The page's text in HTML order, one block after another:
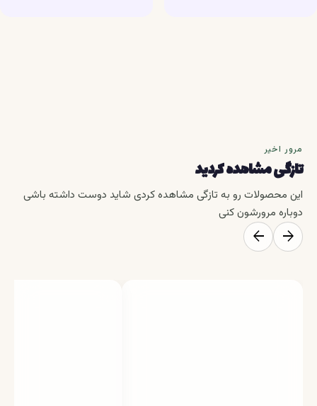
مرور اخیر
تازگی مشاهده کردید
این محصولات رو به تازگی مشاهده کردی شاید دوست داشته باشی
دوباره مرورشون کنی
arrow_forward
arrow_back